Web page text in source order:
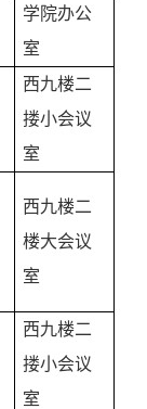
学院办公
室
西九楼二
搂小会议
室
西九楼二
楼大会议
室
西九楼二
搂小会议
室